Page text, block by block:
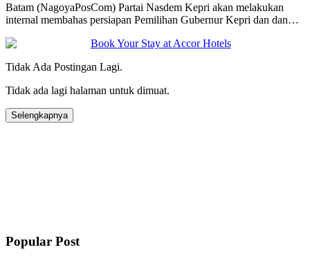
Batam (NagoyaPosCom) Partai Nasdem Kepri akan melakukan
internal membahas persiapan Pemilihan Gubernur Kepri dan dan…
Tidak Ada Postingan Lagi.
Tidak ada lagi halaman untuk dimuat.
Selengkapnya
Popular Post